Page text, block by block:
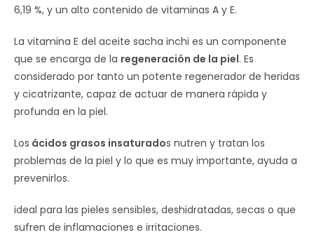
6,19 %, y un alto contenido de vitaminas A y E.
La vitamina E del aceite sacha inchi es un componente
que se encarga de la regeneración de la piel. Es
considerado por tanto un potente regenerador de heridas
y cicatrizante, capaz de actuar de manera rápida y
profunda en la piel.
Los ácidos grasos insaturados nutren y tratan los
problemas de la piel y lo que es muy importante, ayuda a
prevenirlos.
ideal para las pieles sensibles, deshidratadas, secas o que
sufren de inflamaciones e irritaciones.